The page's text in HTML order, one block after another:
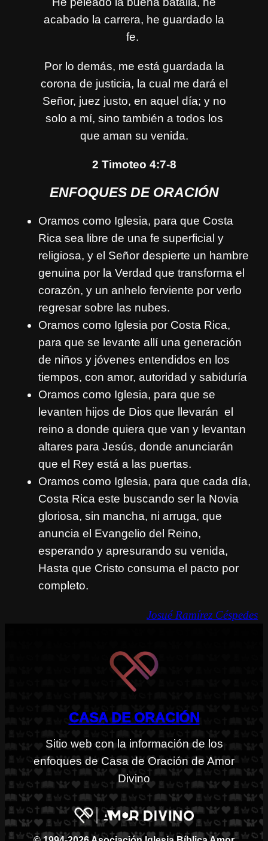
acabado la carrera, he guardado la
fe.
Por lo demás, me está guardada la
corona de justicia, la cual me dará el
Señor, juez justo, en aquel día; y no
solo a mí, sino también a todos los
que aman su venida.
2 Timoteo 4:7-8
ENFOQUES DE ORACIÓN
Oramos como Iglesia, para que Costa
Rica sea libre de una fe superficial y
religiosa, y el Señor despierte un hambre
genuina por la Verdad que transforma el
corazón, y un anhelo ferviente por verlo
regresar sobre las nubes.
Oramos como Iglesia por Costa Rica,
para que se levante allí una generación
de niños y jóvenes entendidos en los
tiempos, con amor, autoridad y sabiduría
Oramos como Iglesia, para que se
levanten hijos de Dios que llevarán el
reino a donde quiera que van y levantan
altares para Jesús, donde anunciarán
que el Rey está a las puertas.
Oramos como Iglesia, para que cada día,
Costa Rica este buscando ser la Novia
gloriosa, sin mancha, ni arruga, que
anuncia el Evangelio del Reino,
esperando y apresurando su venida,
Hasta que Cristo consuma el pacto por
completo.
Josué Ramírez Céspedes
CASA DE ORACIÓN
Sitio web con la información de los
enfoques de Casa de Oración de Amor
Divino